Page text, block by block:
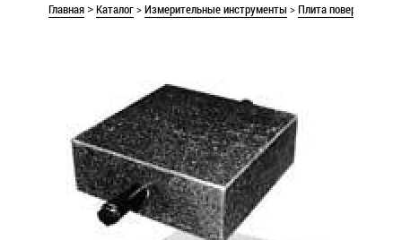
Главная >Каталог>Измерительные инструменты >Плита поверочная